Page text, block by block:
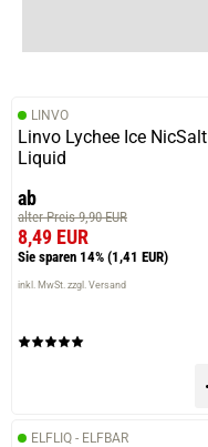
LINVO
Linvo Lychee Ice NicSalt
Liquid
ab
alter Preis 9,90 EUR
8,49 EUR
Sie sparen 14% (1,41 EUR)
inkl. MwSt. zzgl. Versand
ELFLIQ - ELFBAR